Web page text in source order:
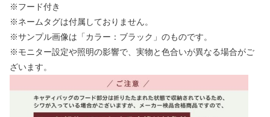
※フード付き
※ネームタグは付属しておりません。
※サンプル画像は「カラー：ブラック」のものです。
※モニター設定や照明の影響で、実物と色合いが異なる場合がご
ざいます。